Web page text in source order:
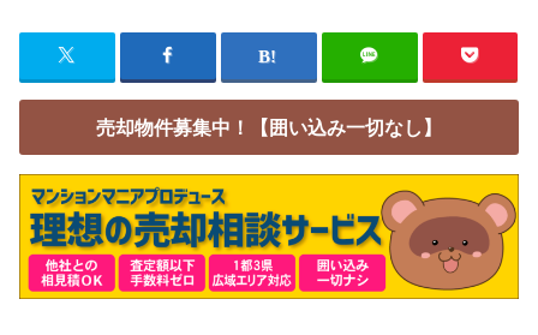
売却物件募集中！【囲い込み一切なし】